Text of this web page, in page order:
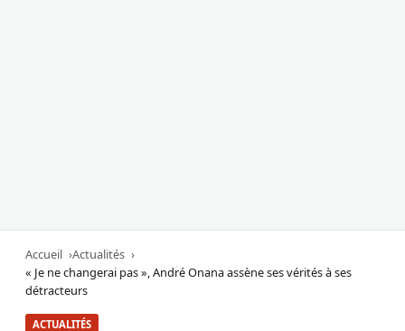
Accueil
Actualités
« Je ne changerai pas », André Onana assène ses vérités à ses
détracteurs
ACTUALITÉS